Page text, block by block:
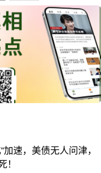
加速，美债无人问津，
！